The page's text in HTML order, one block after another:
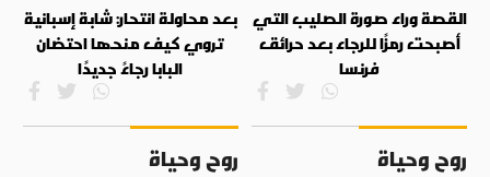
القصة وراء صورة الصليب التي
أصبحت رمزًا للرجاء بعد حرائق
فرنسا
بعد محاولة انتحار: شابة إسبانية
تروي كيف منحها احتضان
البابا رجاءً جديدًا
روح وحياة روح وحياة